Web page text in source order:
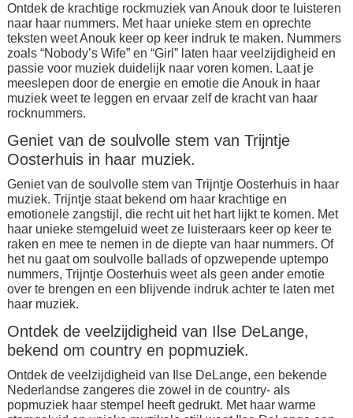
Ontdek de krachtige rockmuziek van Anouk door te luisteren
naar haar nummers. Met haar unieke stem en oprechte
teksten weet Anouk keer op keer indruk te maken. Nummers
zoals “Nobody’s Wife” en “Girl” laten haar veelzijdigheid en
passie voor muziek duidelijk naar voren komen. Laat je
meeslepen door de energie en emotie die Anouk in haar
muziek weet te leggen en ervaar zelf de kracht van haar
rocknummers.
Geniet van de soulvolle stem van Trijntje
Oosterhuis in haar muziek.
Geniet van de soulvolle stem van Trijntje Oosterhuis in haar
muziek. Trijntje staat bekend om haar krachtige en
emotionele zangstijl, die recht uit het hart lijkt te komen. Met
haar unieke stemgeluid weet ze luisteraars keer op keer te
raken en mee te nemen in de diepte van haar nummers. Of
het nu gaat om soulvolle ballads of opzwepende uptempo
nummers, Trijntje Oosterhuis weet als geen ander emotie
over te brengen en een blijvende indruk achter te laten met
haar muziek.
Ontdek de veelzijdigheid van Ilse DeLange,
bekend om country en popmuziek.
Ontdek de veelzijdigheid van Ilse DeLange, een bekende
Nederlandse zangeres die zowel in de country- als
popmuziek haar stempel heeft gedrukt. Met haar warme